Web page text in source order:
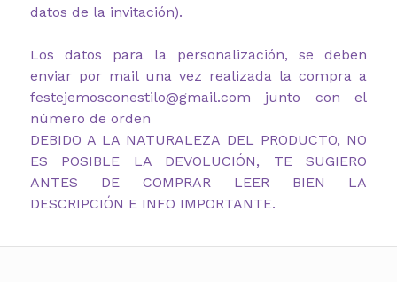
datos de la invitación).
Los datos para la personalización, se deben
enviar por mail una vez realizada la compra a
festejemosconestilo@gmail.com junto con el
número de orden
DEBIDO A LA NATURALEZA DEL PRODUCTO, NO
ES POSIBLE LA DEVOLUCIÓN, TE SUGIERO
ANTES DE COMPRAR LEER BIEN LA
DESCRIPCIÓN E INFO IMPORTANTE.